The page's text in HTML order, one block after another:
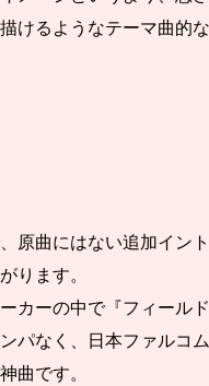
けるようなテーマ曲的
原曲にはない追加イン
ります。
カーの中で『フィール
パなく、日本ファルコ
曲です。